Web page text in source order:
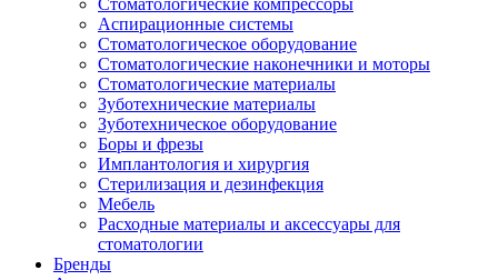
Стоматологические компрессоры
Аспирационные системы
Стоматологическое оборудование
Стоматологические наконечники и моторы
Стоматологические материалы
Зуботехнические материалы
Зуботехническое оборудование
Боры и фрезы
Имплантология и хирургия
Стерилизация и дезинфекция
Мебель
Расходные материалы и аксессуары для
стоматологии
Бренды